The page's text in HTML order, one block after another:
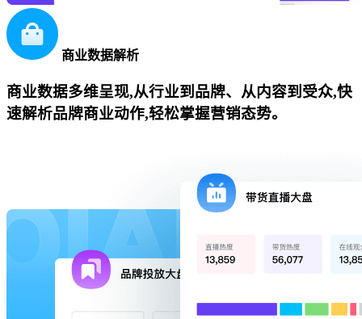
商业数据解析
商业数据多维呈现,从行业到品牌、从内容到受众,快
速解析品牌商业动作,轻松掌握营销态势。